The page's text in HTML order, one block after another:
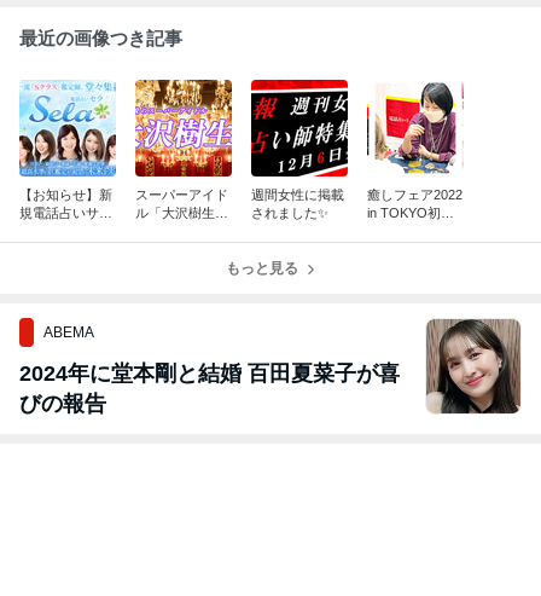
最近の画像つき記事
【お知らせ】新
規電話占いサイ
スーパーアイド
ル「大沢樹生」
週間女性に掲載
されました✨
癒しフェア2022
in TOKYO初出
もっと見る
ABEMA
2024年に堂本剛と結婚 百田夏菜子が喜
びの報告